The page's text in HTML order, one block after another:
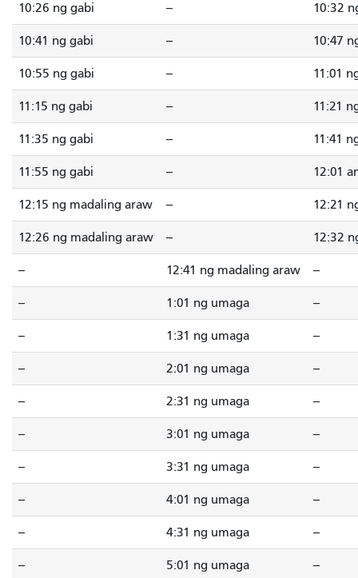
10:26 ng gabi -- 10:32
10:41 ng gabi -- 10:47
10:55 ng gabi -- 11:01
11:15 ng gabi -- 11:21
11:35 ng gabi -- 11:41
11:55 ng gabi -- 12:01
12:15 ng madaling araw -- 12:21
12:26 ng madaling araw -- 12:32
-- 12:41 ng madaling araw --
-- 1:01 ng umaga --
-- 1:31 ng umaga --
-- 2:01 ng umaga --
-- 2:31 ng umaga --
-- 3:01 ng umaga --
-- 3:31 ng umaga --
-- 4:01 ng umaga --
-- 4:31 ng umaga --
-- 5:01 ng umaga --